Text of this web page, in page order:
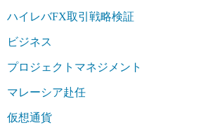
ハイレバFX取引戦略検証
ビジネス
プロジェクトマネジメント
マレーシア赴任
仮想通貨